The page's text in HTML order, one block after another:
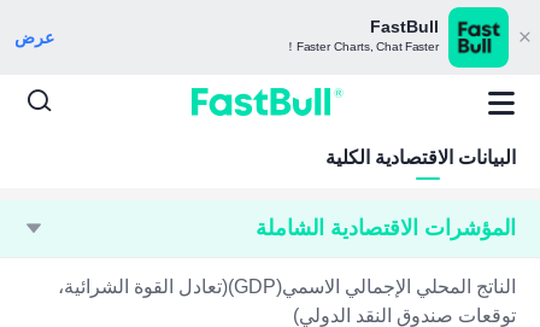
FastBull
Faster Charts, Chat Faster！ عرض
البيانات الاقتصادية الكلية
المؤشرات الاقتصادية الشاملة
الناتج المحلي الإجمالي الاسمي(GDP)(تعادل القوة الشرائية،
توقعات صندوق النقد الدولي)